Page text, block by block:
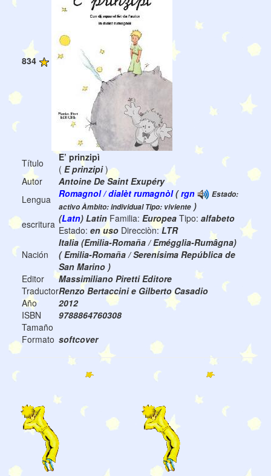
834
Título
E’ prinzipì
( E prinzipi)
Autor
Antoine De Saint Exupéry
Lengua
Romagnol / dialèt rumagnòl(rgn
Estado:
activo Àmbito: individual Tipo: viviente )
escritura (Latn) Latin Familia: Europea Tipo: alfabeto
Estado: en uso Direcciòn: LTR
Nación
Italia (Emilia-Romaña / Emégglia-Rumâgna)
( Emilia-Romaña / Serenísima República de
San Marino )
Editor
Massimiliano Piretti Editore
TraductorRenzo Bertaccini e Gilberto Casadio
Año
2012
ISBN
9788864760308
Tamaño
Formato softcover